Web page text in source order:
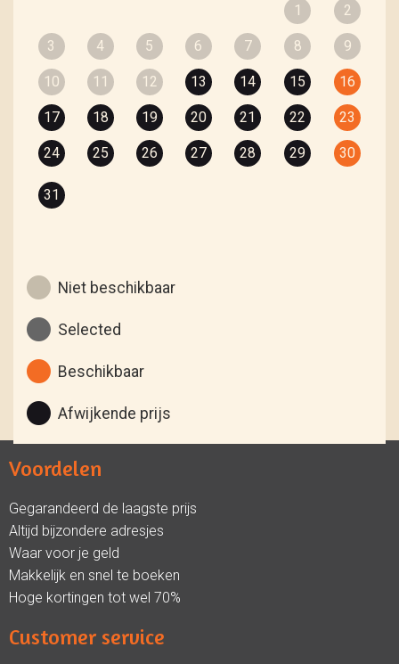
1 2
3 4 5 6 7 8 9
10 11 12 13 14 15 16
17 18 19 20 21 22 23
24 25 26 27 28 29 30
31
Niet beschikbaar
Selected
Beschikbaar
Afwijkende prijs
Voordelen
Gegarandeerd de laagste prijs
Altijd bijzondere adresjes
Waar voor je geld
Makkelijk en snel te boeken
Hoge kortingen tot wel 70%
Customer service